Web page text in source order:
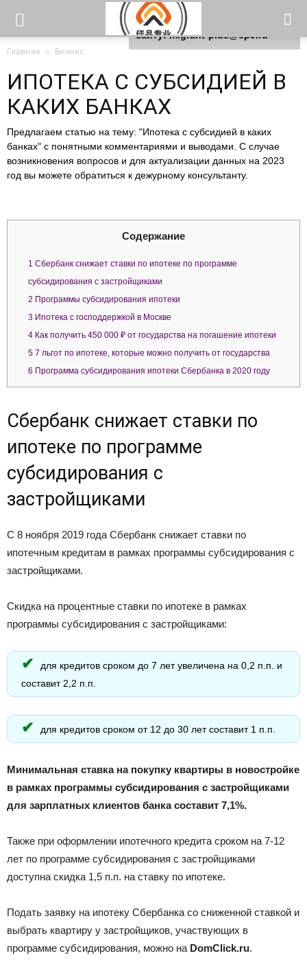
Главная Бизнес
ИПОТЕКА С СУБСИДИЕЙ В
КАКИХ БАНКАХ
Предлагаем статью на тему: "Ипотека с субсидией в каких
банках" с понятными комментариями и выводами. С случае
возникновения вопросов и для актуализации данных на 2023
год вы можете обратиться к дежурному консультанту.
Содержание
1 Сбербанк снижает ставки по ипотеке по программе
субсидирования с застройщиками
2 Программы субсидирования ипотеки
3 Ипотека с господдержкой в Москве
4 Как получить 450 000 ₽ от государства на погашение ипотеки
5 7 льгот по ипотеке, которые можно получить от государства
6 Программа субсидирования ипотеки Сбербанка в 2020 году
Сбербанк снижает ставки по
ипотеке по программе
субсидирования с
застройщиками
С 8 ноября 2019 года Сбербанк снижает ставки по
ипотечным кредитам в рамках программы субсидирования с
застройщиками.
Скидка на процентные ставки по ипотеке в рамках
программы субсидирования с застройщиками:
для кредитов сроком до 7 лет увеличена на 0,2 п.п. и
составит 2,2 п.п.
для кредитов сроком от 12 до 30 лет составит 1 п.п.
Минимальная ставка на покупку квартиры в новостройке
в рамках программы субсидирования с застройщиками
для зарплатных клиентов банка составит 7,1%.
Также при оформлении ипотечного кредита сроком на 7-12
лет по программе субсидирования с застройщиками
доступна скидка 1,5 п.п. на ставку по ипотеке.
Подать заявку на ипотеку Сбербанка со сниженной ставкой и
выбрать квартиру у застройщиков, участвующих в
программе субсидирования, можно на DomClick.ru.
Для любых предложений по
сайту: migrant-plus@cp9.ru